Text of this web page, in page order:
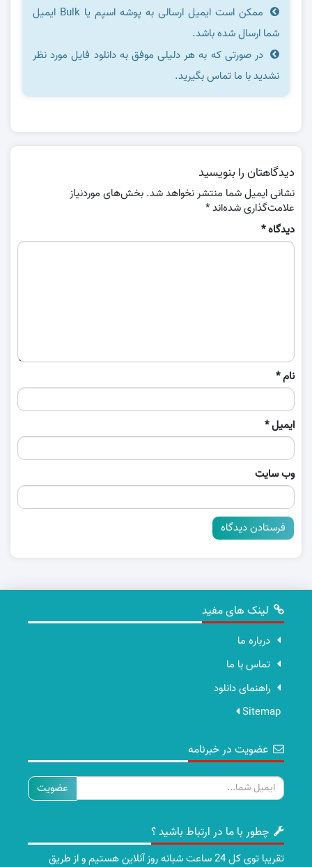
ممکن است ایمیل ارسالی به پوشه اسپم یا Bulk ایمیل
شما ارسال شده باشد.
در صورتی که به هر دلیلی موفق به دانلود فایل مورد نظر
نشدید با ما تماس بگیرید.
دیدگاهتان را بنویسید
نشانی ایمیل شما منتشر نخواهد شد. بخش‌های موردنیاز
علامت‌گذاری شده‌اند*
دیدگاه*
نام*
ایمیل*
وب‌ سایت
لینک های مفید
درباره ما
تماس با ما
راهنمای دانلود
Sitemap
عضویت در خبرنامه
ایمیل
چطور با ما در ارتباط باشید ؟
تقریبا توی کل 24 ساعت شبانه روز آنلاین هستیم و از طریق